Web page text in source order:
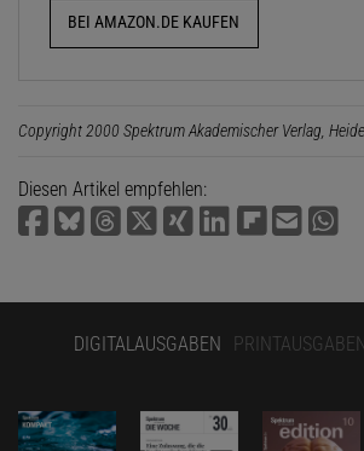
BEI AMAZON.DE KAUFEN
Copyright 2000 Spektrum Akademischer Verlag,
Diesen Artikel empfehlen:
DIGITALAUSGABEN PRINTAUSGABEN